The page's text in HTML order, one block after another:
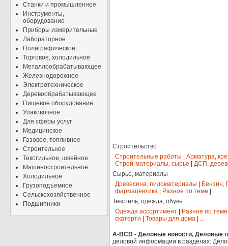
Станки и промышленное
Инструменты,
оборудование
Приборы измерительные
Лабораторное
Полиграфическое
Торговое, холодильное
Металлообрабатывающее
Железнодорожное
Электротехническое
Деревообрабатывающее
Пищевое оборудование
Упаковочное
Для сферы услуг
Медицинское
Газовое, топливное
Строительное
Текстильное, швейное
Машиностроительное
Холодильное
Грузоподъемное
Сельскохозяйственное
Подшипники
Строительство
Строительные работы
Арматура,
Строй-материалы, сырье
ДСП,
Сырье, материалы
Древесина, пиломатериалы
Бензин,
фармацевтика
Разное по теме
...
Текстиль, одежда, обувь
Одежда ассортимент
Разное по теме
скатерти
Товары для дома ...
A-BCD - Деловые новости, Деловые
деловой информации в разделах: